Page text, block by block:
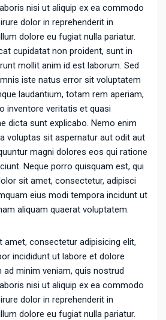
nisi ut aliquip ex ea commodo
dolor in reprehenderit in
dolore eu fugiat nulla pariatur.
cupidatat non proident, sunt in
mollit anim id est laborum. Sed
iste natus error sit voluptatem
laudantium, totam rem aperiam,
inventore veritatis et quasi
dicta sunt explicabo. Nemo enim
voluptas sit aspernatur aut odit aut
magni dolores eos qui ratione
Neque porro quisquam est, qui
sit amet, consectetur, adipisci
eius modi tempora incidunt ut
aliquam quaerat voluptatem.
consectetur adipisicing elit,
incididunt ut labore et dolore
ad minim veniam, quis nostrud
nisi ut aliquip ex ea commodo
dolor in reprehenderit in
dolore eu fugiat nulla pariatur.